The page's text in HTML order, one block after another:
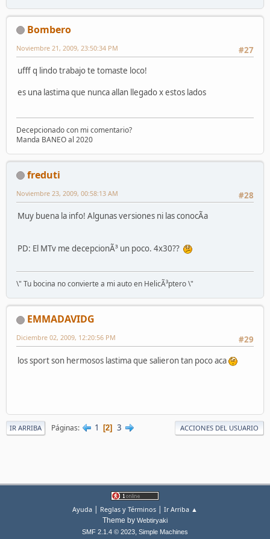
Bombero
#27
Noviembre 21, 2009, 23:50:34 PM
ufff q lindo trabajo te tomaste loco!
es una lastima que nunca allan llegado x estos lados
Decepcionado con mi comentario?
Manda BANEO al 2020
freduti
#28
Noviembre 23, 2009, 00:58:13 AM
Muy buena la info! Algunas versiones ni las conocÃ­a
PD: El MTv me decepcionÃ³ un poco. 4x30??
\" Tu bocina no convierte a mi auto en HelicÃ³ptero \"
EMMADAVIDG
#29
Diciembre 02, 2009, 12:20:56 PM
los sport son hermosos lastima que salieron tan poco aca
IR ARRIBA Páginas 1 2 3 ACCIONES DEL USUARIO
Ayuda | Reglas y Términos | Ir Arriba ▲
Theme by Webtiryaki
SMF 2.1.4 © 2023, Simple Machines